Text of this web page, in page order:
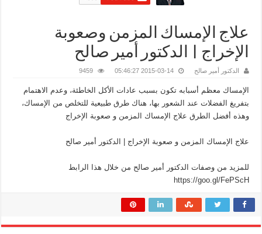
علاج الإمساك المزمن وصعوبة
الإخراج | الدكتور أمير صالح
الدكتور أمير صالح 2015-03-14 05:46:27
9459
الإمساك معظم أسبابه تكون بسبب عادات الأكل الخاطئة، وعدم الاهتمام
بتفريغ الفضلات عند الشعور بها، هناك طرق طبيعية للتخلص من الإمساك،
وهذه أفضل الطرق علاج الإمساك المزمن و صعوبة الإخراج
علاج الإمساك المزمن و صعوبة الإخراج | الدكتور أمير صالح
للمزيد من وصفات الدكتور أمير صالح من خلال هذا الرابط
https://goo.gl/FePScH